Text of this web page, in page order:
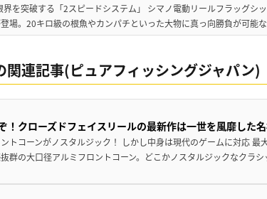
を突破する「2スピードシステム」 シマノ電動リールフラッグシ
場。20キロ級の根魚やカンパチといった大物に真っ向勝負が可能
関連記事(ピュアフィッシングジャパン)
！クローズドフェイスリールの最新作は一世を風靡した
トコーンがノスタルジック！ しかし中身は現代のゲームに対応 最
群の大口径アルミフロントコーン。どこかノスタルジックなクラ